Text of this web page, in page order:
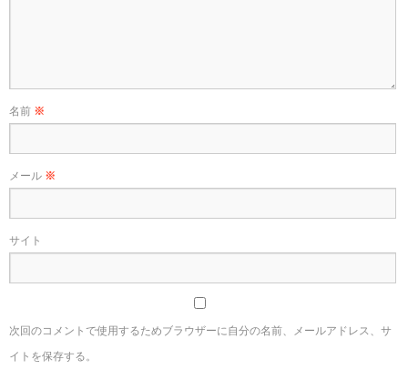
名前 ※
メール ※
サイト
次回のコメントで使用するためブラウザーに自分の名前、メールアドレス、サ
イトを保存する。